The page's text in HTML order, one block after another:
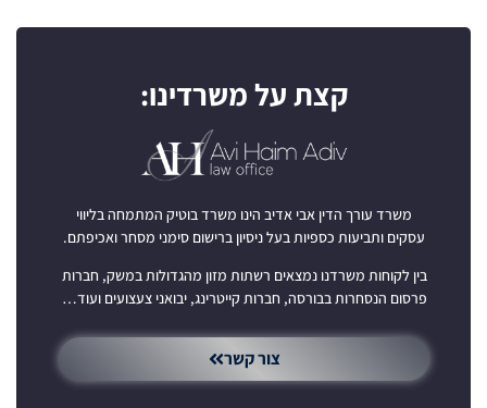
קצת על משרדינו:
משרד עורך הדין אבי אדיב הינו משרד בוטיק המתמחה בליווי
עסקים ותביעות כספיות בעל ניסיון ברישום סימני מסחר ואכיפתם.
בין לקוחות משרדנו נמצאים רשתות מזון מהגדולות במשק, חברות
פרסום הנסחרות בבורסה, חברות קייטרינג, יבואני צעצועים ועוד…
צור קשר